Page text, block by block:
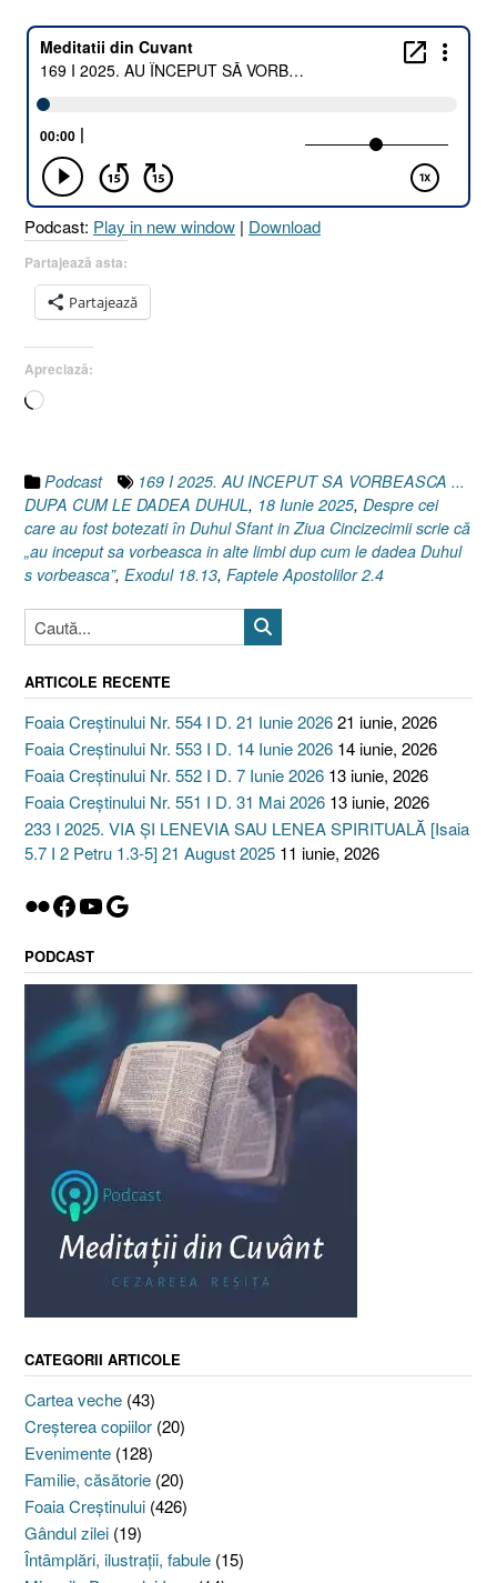
2025.
AU
ÎNCEPUT
VORBEASCĂ
CUM
LE
DĂDEA
DUHUL
[Faptele
Apostolilor
I
Exodul
2025”
Podcast: Play in new window | Download
Partajează asta:
Partajează
Apreciază:
Încarc...
Podcast
169 I 2025. AU INCEPUT SA VORBEASCA ...
DUPA CUM LE DADEA DUHUL, 18 Iunie 2025, Despre cei
care au fost botezati în Duhul Sfant in Ziua Cincizecimii scrie că
„au inceput sa vorbeasca in alte limbi dup cum le dadea Duhul
s vorbeasca”, Exodul 18.13, Faptele Apostolilor 2.4
ARTICOLE RECENTE
Foaia Creștinului Nr. 554 I D. 21 Iunie 202621 iunie, 2026
Foaia Creștinului Nr. 553 I D. 14 Iunie 2026 14 iunie, 2026
Foaia Creștinului Nr. 552 I D. 7 Iunie 2026 13 iunie, 2026
Foaia Creștinului Nr. 551 I D. 31 Mai 2026 13 iunie, 2026
233 I 2025. VIA ȘI LENEVIA SAU LENEA SPIRITUALĂ [Isaia
5.7 I 2 Petru 1.3-5] 21 August 2025 11 iunie, 2026
Flickr
Facebook
YouTube
Google
PODCAST
CATEGORII ARTICOLE
Cartea veche (43)
Creşterea copiilor (20)
Evenimente (128)
Familie, căsătorie (20)
Foaia Creştinului (426)
Gândul zilei (19)
Întâmplări, ilustraţii, fabule (15)